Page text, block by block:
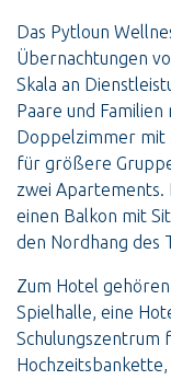
Das Pytloun
Übernachtungen
Skala an
Paare und
Doppelzimmer mit
für größere
zwei
einen Balkon mit
den Nordhang des
Zum Hotel
Spielhalle, eine
Schulungszentrum